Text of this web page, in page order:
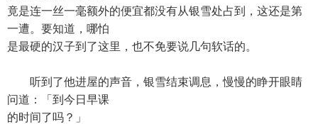
竟是连一丝一毫额外的便宜都没有从银雪处占到，这还是第
一遭。要知道，哪怕
是最硬的汉子到了这里，也不免要说几句软话的。
听到了他进屋的声音，银雪结束调息，慢慢的睁开眼睛
问道：「到今日早课
的时间了吗？」